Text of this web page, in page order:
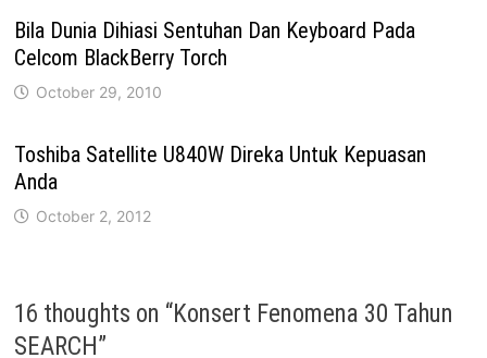
Bila Dunia Dihiasi Sentuhan Dan Keyboard Pada
Celcom BlackBerry Torch
October 29, 2010
Toshiba Satellite U840W Direka Untuk Kepuasan
Anda
October 2, 2012
16 thoughts on “Konsert Fenomena 30 Tahun
SEARCH”